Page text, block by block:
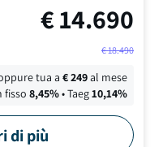
€14.690
€18.490
tua a€249al mese
fisso 8,45%• Taeg10,14%
di più